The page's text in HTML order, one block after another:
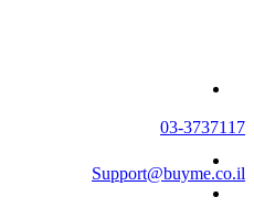
03-3737117
Support@buyme.co.il